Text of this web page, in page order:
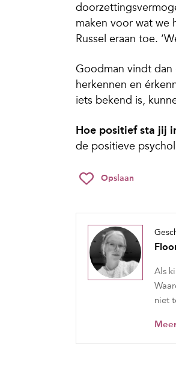
maken voor wat we
Russel eraan toe.
Goodman vindt dan
herkennen en
iets bekend is,
Hoe positief sta jij
de positieve
Opslaan
Als
niet